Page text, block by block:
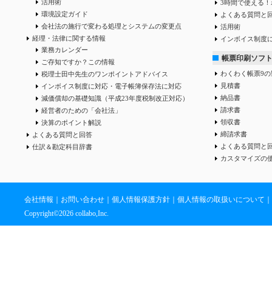
活用術
環境設定ガイド
会社法の施行で変わる処理とシステムの変更点
経理・法律に関する情報
業務カレンダー
ご存知ですか？この情報
税理士田中先生のワンポイントアドバイス
インボイス制度に対応・電子帳簿保存法に対応
減価償却の基礎知識（平成23年度税制改正対応）
経営者のための「会社法」
決算のポイント解説
よくある質問と回答
仕訳＆勘定科目辞書
3時間で使える
よくある質問と
活用術
インボイス制度
帳票印刷ソフト
わくわく帳票9
見積書
納品書
請求書
領収書
締請求書
よくある質問と
カスタマイズの
会社情報 お問い合わせ 個人情報保護方針 個人情報の取扱いについて
Copyright©2026 collabo,Inc.